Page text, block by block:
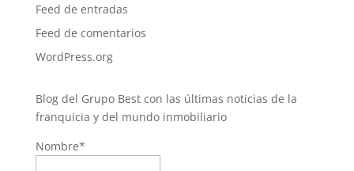
Feed de entradas
Feed de comentarios
WordPress.org
Blog del Grupo Best con las últimas noticias de la
franquicia y del mundo inmobiliario
Nombre*